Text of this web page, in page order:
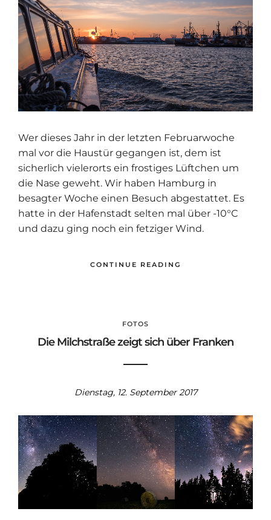
Wer dieses Jahr in der letzten Februarwoche
mal vor die Haustür gegangen ist, dem ist
sicherlich vielerorts ein frostiges Lüftchen um
die Nase geweht. Wir haben Hamburg in
besagter Woche einen Besuch abgestattet. Es
hatte in der Hafenstadt selten mal über -10°C
und dazu ging noch ein fetziger Wind.
CONTINUE READING
FOTOS
Die Milchstraße zeigt sich über Franken
Dienstag, 12. September 2017